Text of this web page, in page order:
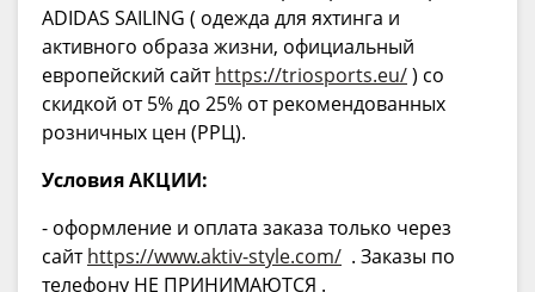
ADIDAS SAILING ( одежда для яхтинга и
активного образа жизни, официальный
европейский сайтhttps://triosports.eu/) со
скидкой от 5% до 25% от рекомендованных
розничных цен (РРЦ).
Условия АКЦИИ:
- оформление и оплата заказа только через
сайтhttps://www.aktiv-style.com/ . Заказы по
телефону НЕ ПРИНИМАЮТСЯ .